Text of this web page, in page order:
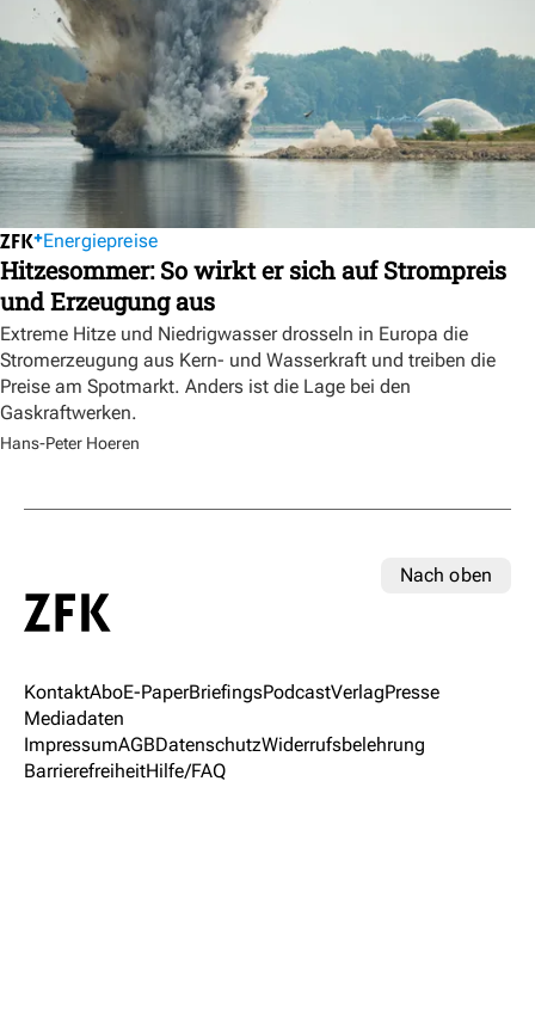
Energiepreise
Hitzesommer: So wirkt er sich auf Strompreis
und Erzeugung aus
Extreme Hitze und Niedrigwasser drosseln in Europa die
Stromerzeugung aus Kern- und Wasserkraft und treiben die
Preise am Spotmarkt. Anders ist die Lage bei den
Gaskraftwerken.
Hans-Peter Hoeren
Nach oben
KontaktAboE-PaperBriefingsPodcastVerlagPresse
Mediadaten
ImpressumAGBDatenschutzWiderrufsbelehrung
BarrierefreiheitHilfe/FAQ